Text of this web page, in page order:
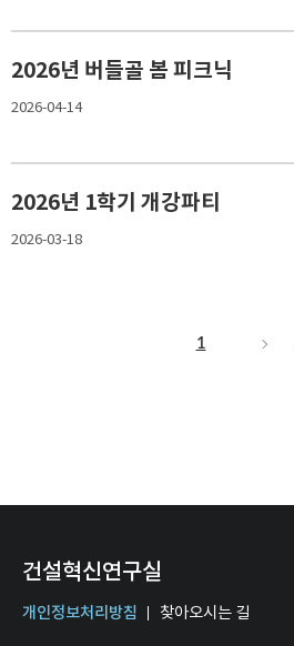
2026년 버들골 봄 피크닉
2026-04-14
2026년 1학기 개강파티
2026-03-18
1
건설혁신연구실
개인정보처리방침 찾아오시는 길